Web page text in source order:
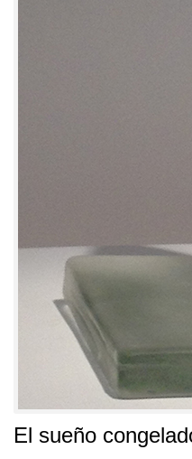
El sueño